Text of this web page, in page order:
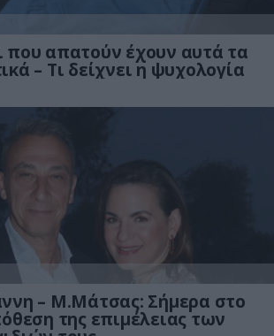
που απατούν έχουν αυτά τα
– Τι δείχνει η ψυχολογία
– Μ.Μάτσας: Σήμερα στο
της επιμέλειας των